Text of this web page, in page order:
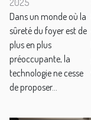
améliorent-
elles la
sécurité
domestique
?
2025
Dans un monde où la
sûreté du foyer est de
plus en plus
préoccupante, la
technologie ne cesse
de proposer...